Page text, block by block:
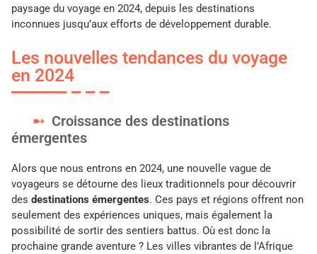
paysage du voyage en 2024, depuis les destinations
inconnues jusqu’aux efforts de développement durable.
Les nouvelles tendances du voyage
en 2024
Croissance des destinations
émergentes
Alors que nous entrons en 2024, une nouvelle vague de
voyageurs se détourne des lieux traditionnels pour découvrir
des destinations émergentes. Ces pays et régions offrent non
seulement des expériences uniques, mais également la
possibilité de sortir des sentiers battus. Où est donc la
prochaine grande aventure ? Les villes vibrantes de l’Afrique